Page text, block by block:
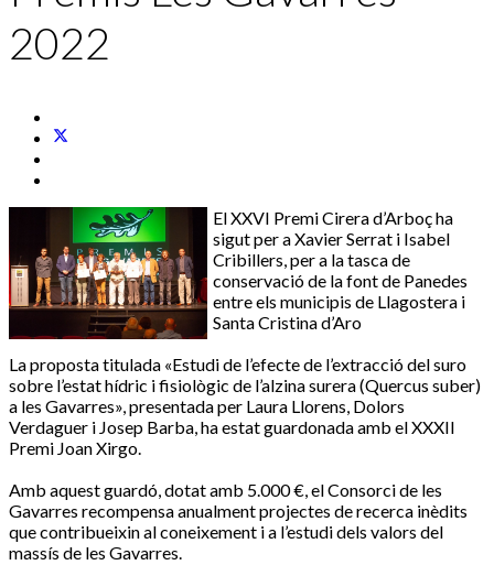
2022
El XXVI Premi Cirera d’Arboç ha
sigut per a Xavier Serrat i Isabel
Cribillers, per a la tasca de
conservació de la font de Panedes
entre els municipis de Llagostera i
Santa Cristina d’Aro
La proposta titulada «Estudi de l’efecte de l’extracció del suro
sobre l’estat hídric i fisiològic de l’alzina surera (Quercus suber)
a les Gavarres», presentada per Laura Llorens, Dolors
Verdaguer i Josep Barba, ha estat guardonada amb el XXXII
Premi Joan Xirgo.
Amb aquest guardó, dotat amb 5.000 €, el Consorci de les
Gavarres recompensa anualment projectes de recerca inèdits
que contribueixin al coneixement i a l’estudi dels valors del
massís de les Gavarres.